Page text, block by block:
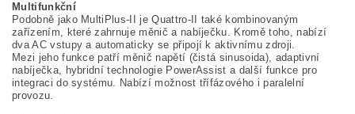
Multifunkční
Podobně jako MultiPlus-II je Quattro-II také kombinovaným
zařízením, které zahrnuje měnič a nabíječku. Kromě toho, nabízí
dva AC vstupy a automaticky se připojí k aktivnímu zdroji.
Mezi jeho funkce patří měnič napětí (čistá sinusoida), adaptivní
nabíječka, hybridní technologie PowerAssist a další funkce pro
integraci do systému. Nabízí možnost třífázového i paralelní
provozu.